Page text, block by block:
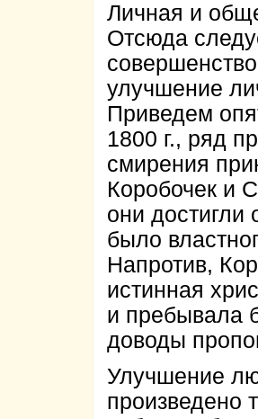
Личная и
Отсюда
улучшение
Приведем
1800 г., ряд
смирения
Коробочек и
они достигли
было
Напротив,
истинная
и пребывала
доводы
Улучшение
произведено